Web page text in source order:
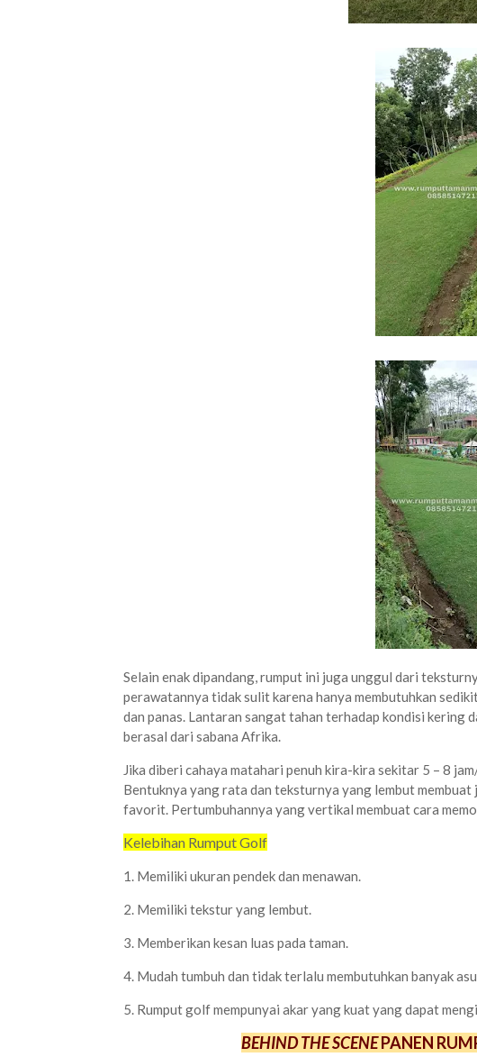
Selain enak dipandang, rumput ini juga unggul dari
perawatannya tidak sulit karena hanya membutuhkan
dan panas. Lantaran sangat tahan terhadap kondisi kering
berasal dari sabana Afrika.
Jika diberi cahaya matahari penuh kira-kira sekitar 5 – 8
Bentuknya yang rata dan teksturnya yang lembut
favorit. Pertumbuhannya yang vertikal membuat cara
Kelebihan Rumput Golf
1. Memiliki ukuran pendek dan menawan.
2. Memiliki tekstur yang lembut.
3. Memberikan kesan luas pada taman.
4. Mudah tumbuh dan tidak terlalu membutuhkan banyak
5. Rumput golf mempunyai akar yang kuat yang dapat
BEHIND THE SCENEPANEN